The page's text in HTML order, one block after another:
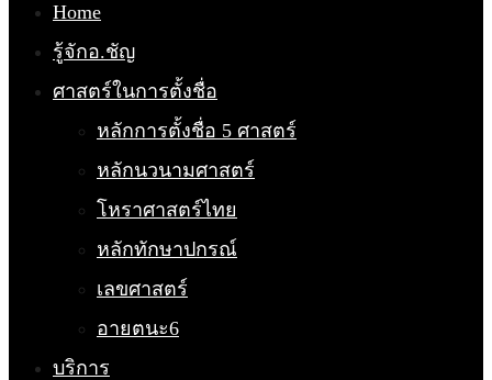
Home
รู้จักอ.ชัญ
ศาสตร์ในการตั้งชื่อ
หลักการตั้งชื่อ 5 ศาสตร์
หลักนวนามศาสตร์
โหราศาสตร์ไทย
หลักทักษาปกรณ์
เลขศาสตร์
อายตนะ6
บริการ